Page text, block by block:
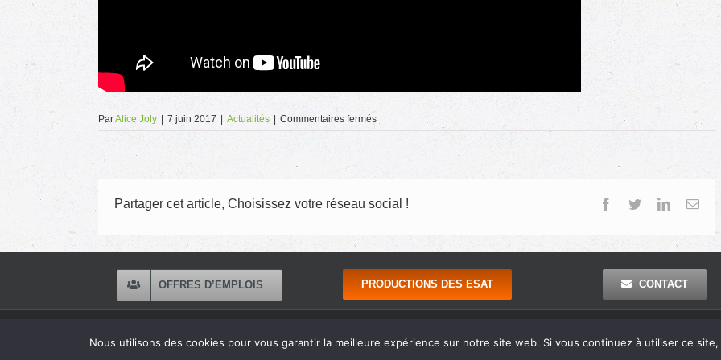
ParAlice Joly 7 juin 2017 Actualités Commentaires ferméssur
57e
les
Partager cet article, Choisissez votre réseau social ! Facebook
TwitterLinkedInEmail
OFFRES D’EMPLOIS PRODUCTIONS DES ESAT CONTACT
Copyright 2016 Apei Ouest 44 | Tous Droits Réservés |Mentions Légales| Réalisation : Agence Outremer
Nous utilisons des cookies pour vous garantir la meilleure expérience sur notre site web. Si vous continuez à utiliser ce